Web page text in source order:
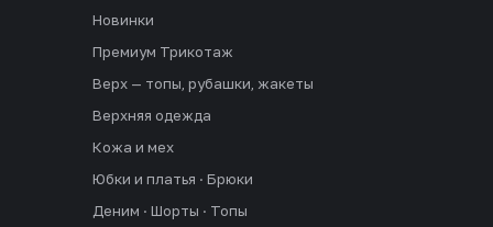
Новинки
Премиум Трикотаж
Верх — топы, рубашки, жакеты
Верхняя одежда
Кожа и мех
Юбки и платья · Брюки
Деним · Шорты · Топы